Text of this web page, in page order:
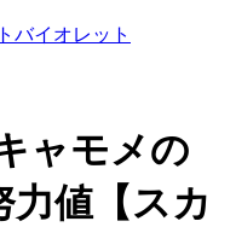
バイオレット
ャモメの
力値【スカ